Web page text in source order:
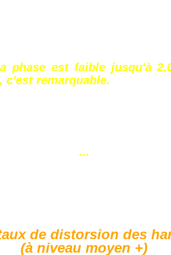
phase est faible jusqu'à
c'est remarquable.
...
de distorsion des
(à niveau moyen +)